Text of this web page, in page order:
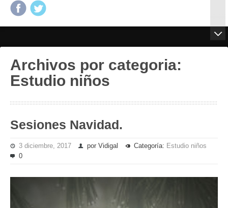
Archivos por categoria:
Estudio niños
Sesiones Navidad.
3 diciembre, 2017 por Vidigal Categoría: Estudio niños
0